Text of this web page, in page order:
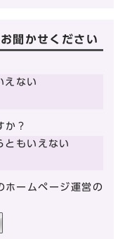
聞かせください
えない
か？
ともいえない
ホームページ運営の